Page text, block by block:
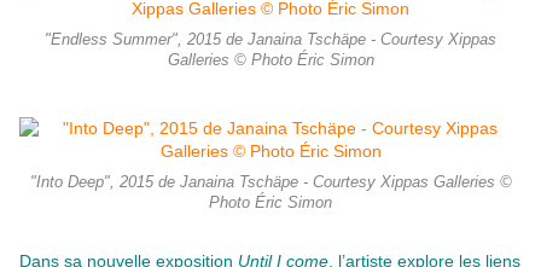
"Endless Summer", 2015 de Janaina Tschäpe - Courtesy Xippas
Galleries © Photo Éric Simon
"Into Deep", 2015 de Janaina Tschäpe - Courtesy Xippas Galleries ©
Photo Éric Simon
Dans sa nouvelle exposition Until I come , l’artiste explore les liens